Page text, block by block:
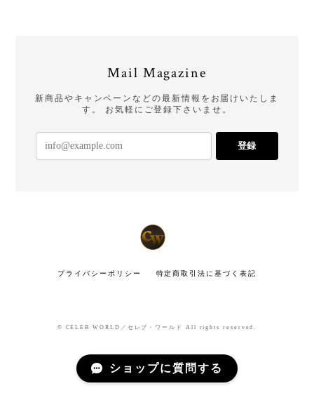
Mail Magazine
新商品やキャンペーンなどの最新情報をお届けいたしま
す。 お気軽にご登録下さいませ。
登録
プライバシーポリシー 特定商取引法に基づく表記
© CELEB WORLD／セレブ・ワールド All rights reserved.
ショップに質問する